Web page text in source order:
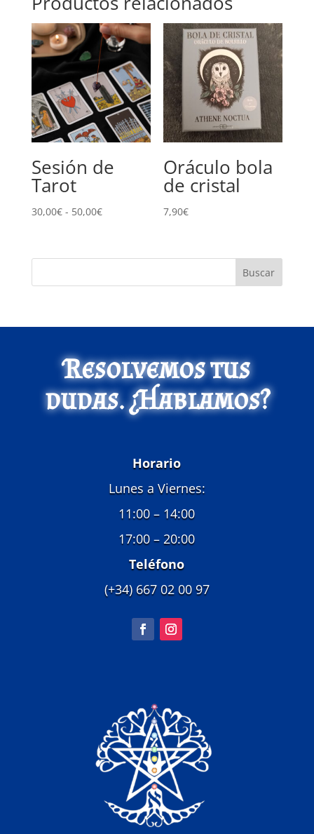
Sesión de
Tarot
30,00€ - 50,00€Rango
desde
Oráculo bola
de cristal
7,90€
Buscar
Resolvemos tus
dudas. ¿Hablamos?
Horario
Lunes a Viernes:
11:00 – 14:00
17:00 – 20:00
Teléfono
(+34) 667 02 00 97